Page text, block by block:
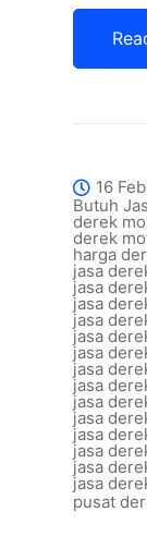
16
Butuh
derek
derek
harga
jasa
jasa
jasa
jasa
jasa
jasa
jasa
jasa
jasa
jasa
jasa
jasa
jasa
jasa
pusat